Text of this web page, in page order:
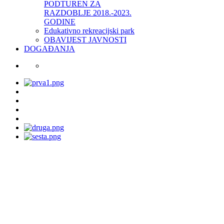
PODTUREN ZA
RAZDOBLJE 2018.-2023.
GODINE
Edukativno rekreacijski park
OBAVIJEST JAVNOSTI
DOGAĐANJA